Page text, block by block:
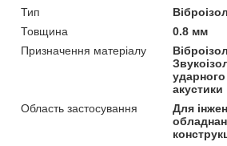
Тип
Товщина
0.8 мм
Призначення матеріалу
Область застосування
Для